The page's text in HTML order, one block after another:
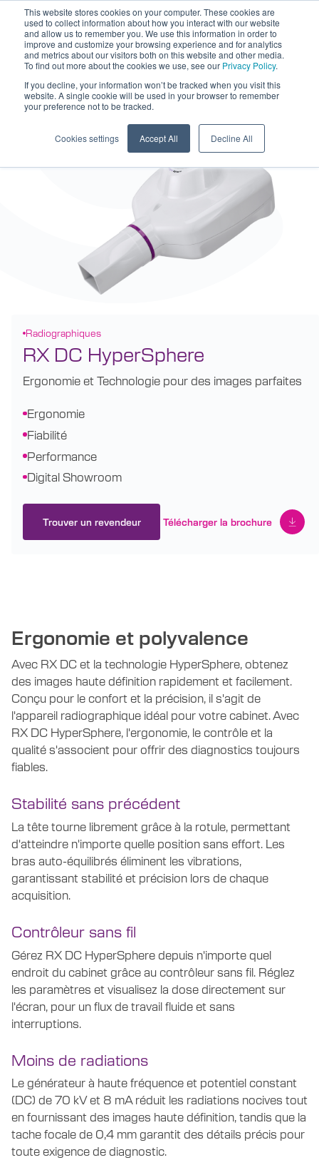
This website stores cookies on your computer. These cookies are
used to collect information about how you interact with our website
and allow us to remember you. We use this information in order to
improve and customize your browsing experience and for analytics
and metrics about our visitors both on this website and other media.
To find out more about the cookies we use, see our Privacy Policy.
If you decline, your information won’t be tracked when you visit this
website. A single cookie will be used in your browser to remember
your preference not to be tracked.
Cookies settings Accept All Decline All
Radiographiques
RX DC HyperSphere
Ergonomie et Technologie pour des images parfaites
Ergonomie
Fiabilité
Performance
Digital Showroom
Trouver un revendeur Télécharger la brochure
Ergonomie et polyvalence
Avec RX DC et la technologie HyperSphere, obtenez
des images haute définition rapidement et facilement.
Conçu pour le confort et la précision, il s'agit de
l'appareil radiographique idéal pour votre cabinet. Avec
RX DC HyperSphere, l'ergonomie, le contrôle et la
qualité s'associent pour offrir des diagnostics toujours
fiables.
Stabilité sans précédent
La tête tourne librement grâce à la rotule, permettant
d'atteindre n'importe quelle position sans effort. Les
bras auto-équilibrés éliminent les vibrations,
garantissant stabilité et précision lors de chaque
acquisition.
Contrôleur sans fil
Gérez RX DC HyperSphere depuis n'importe quel
endroit du cabinet grâce au contrôleur sans fil. Réglez
les paramètres et visualisez la dose directement sur
l'écran, pour un flux de travail fluide et sans
interruptions.
Moins de radiations
Le générateur à haute fréquence et potentiel constant
(DC) de 70 kV et 8 mA réduit les radiations nocives tout
en fournissant des images haute définition, tandis que la
tache focale de 0,4 mm garantit des détails précis pour
toute exigence de diagnostic.